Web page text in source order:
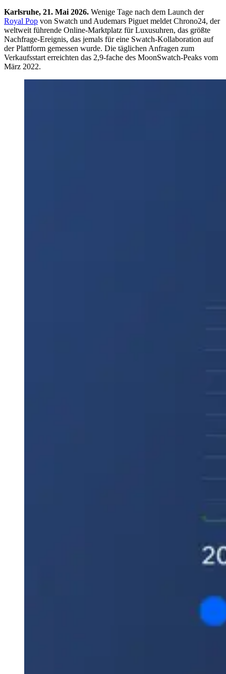
Karlsruhe, 21. Mai 2026. Wenige Tage nach dem Launch der
Royal Pop von Swatch und Audemars Piguet meldet Chrono24, der
weltweit führende Online-Marktplatz für Luxusuhren, das größte
Nachfrage-Ereignis, das jemals für eine Swatch-Kollaboration auf
der Plattform gemessen wurde. Die täglichen Anfragen zum
Verkaufsstart erreichten das 2,9-fache des MoonSwatch-Peaks vom
März 2022.